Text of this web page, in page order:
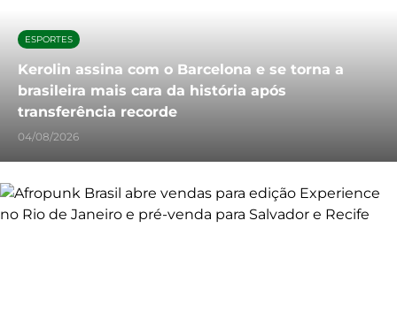
ESPORTES
Kerolin assina com o Barcelona e se torna a
brasileira mais cara da história após
transferência recorde
04/08/2026